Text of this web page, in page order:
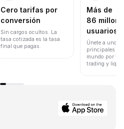
Cero tarifas por
conversión
Sin cargos ocultos. La
tasa cotizada es la tasa
final que pagas.
Más de
86
usuarios
Únete a uno
principales
mundo por
trading y